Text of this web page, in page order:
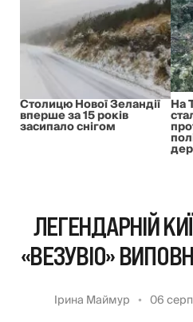
Столицю Нової Зеландії
вперше за 15 років
засипало снігом
На
ЛЕГЕНДАРНІЙ
«ВЕЗУВІО»
Ірина Маймур 06